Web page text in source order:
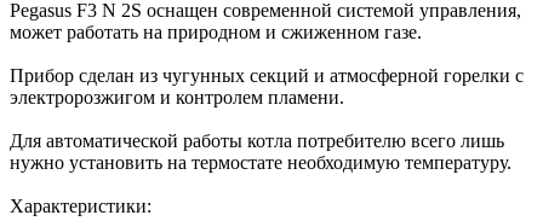
Pegasus F3 N 2S оснащен современной системой управления,
может работать на природном и сжиженном газе.
Прибор сделан из чугунных секций и атмосферной горелки с
электророзжигом и контролем пламени.
Для автоматической работы котла потребителю всего лишь
нужно установить на термостате необходимую температуру.
Характеристики: